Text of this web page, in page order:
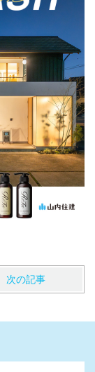
次の記事